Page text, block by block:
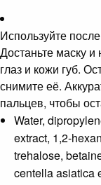
Используйте
Достаньте маску и
глаз и кожи губ.
снимите её.
пальцев, чтобы
Water,
extract, 1,2-
trehalose,
centella asiatica